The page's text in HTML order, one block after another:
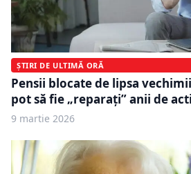
ȘTIRI DE ULTIMĂ ORĂ
Pensii blocate de lipsa
pot să fie „reparați” anii de
9 martie 2026